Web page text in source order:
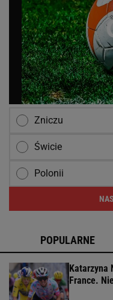
Zniczu
Świcie
Polonii
POPULARNE
Katarzyna
France.